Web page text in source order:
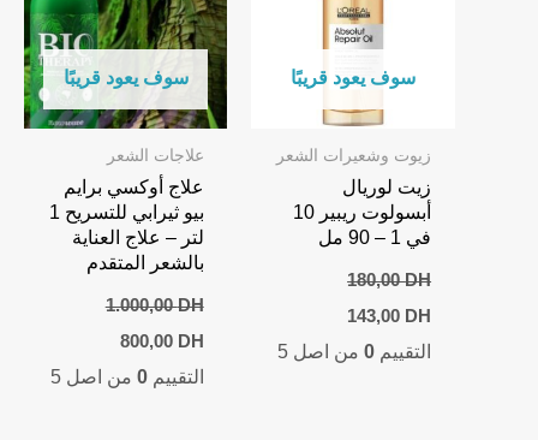
سوف يعود قريبًا
زيوت وشعيرات الشعر
زيت لوريال
أبسولوت ريبير 10
في 1 – 90 مل
180,00DH
Original
price
was:
143,00 DH
Current
price
is:
التقييم 0من اصل 5
سوف يعود قريبًا
علاجات الشعر
علاج أوكسي برايم
بيو ثيرابي للتسريح 1
لتر – علاج العناية
بالشعر المتقدم
1.000,00DH
Original
price
was:
800,00 DH
is:
التقييم0 من اصل 5